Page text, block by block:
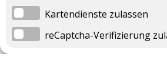
Kartendienste zulassen
reCaptcha-Verifizierung